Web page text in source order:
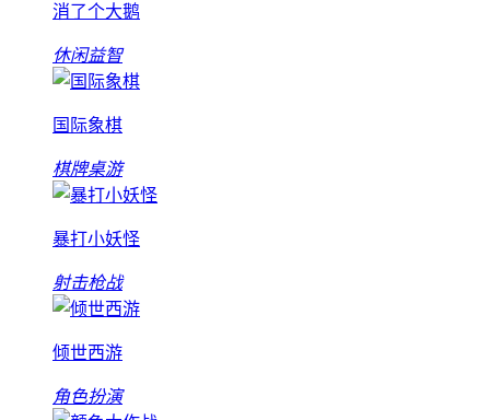
消了个大鹅
休闲益智
国际象棋
棋牌桌游
暴打小妖怪
射击枪战
倾世西游
角色扮演